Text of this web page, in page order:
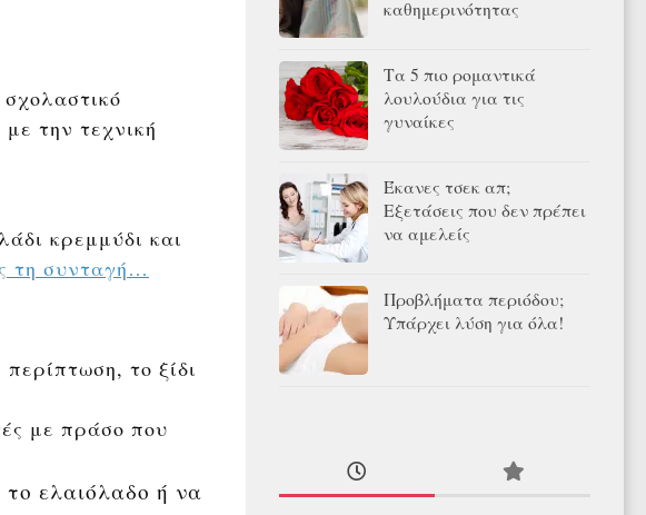
την τεχνική
κρεμμύδι και
τη συνταγή…
το ξίδι
με πράσο που
το ελαιόλαδο ή να
καθημερινότητας
Τα 5 πιο ρομαντικά
λουλούδια για τις
γυναίκες
Έκανες τσεκ απ;
Εξετάσεις που δεν πρέπει
να αμελείς
Προβλήματα περιόδου;
Υπάρχει λύση για όλα!